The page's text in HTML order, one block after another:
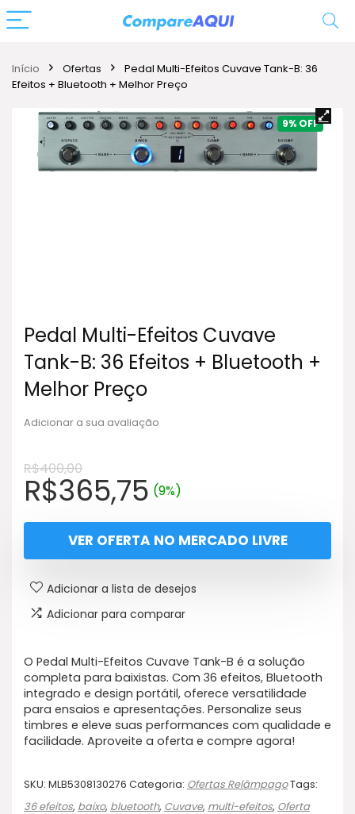
Início Ofertas
Pedal Multi-Efeitos Cuvave Tank-B: 36
Efeitos + Bluetooth + Melhor Preço
9%
Pedal Multi-Efeitos Cuvave
Tank-B: 36 Efeitos + Bluetooth +
Melhor Preço
Adicionar a sua avaliação
R$400,00
O
preço
original
era:
R$400,00.
R$365,75O
preço
atual
é:
R$365,75.
(9%)
VER OFERTA NO MERCADO LIVRE
Adicionar a lista de desejos
Adicionar para comparar
O Pedal Multi-Efeitos Cuvave Tank-B é a solução
completa para baixistas. Com 36 efeitos, Bluetooth
integrado e design portátil, oferece versatilidade
para ensaios e apresentações. Personalize seus
timbres e eleve suas performances com qualidade e
facilidade. Aproveite a oferta e compre agora!
SKU: MLB5308130276 Categoria: Ofertas RelâmpagoTags:
36 efeitos, baixo, bluetooth, Cuvave, multi-efeitos, Oferta